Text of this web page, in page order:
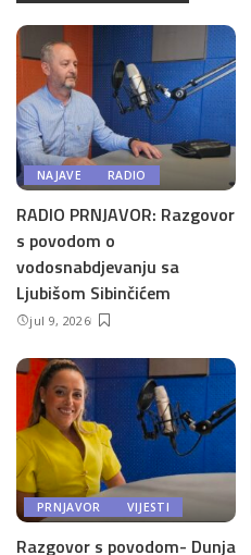
NAJAVE RADIO
RADIO PRNJAVOR: Razgovor
s povodom o
vodosnabdjevanju sa
Ljubišom Sibinčićem
jul 9, 2026
PRNJAVOR VIJESTI
Razgovor s povodom- Dunja